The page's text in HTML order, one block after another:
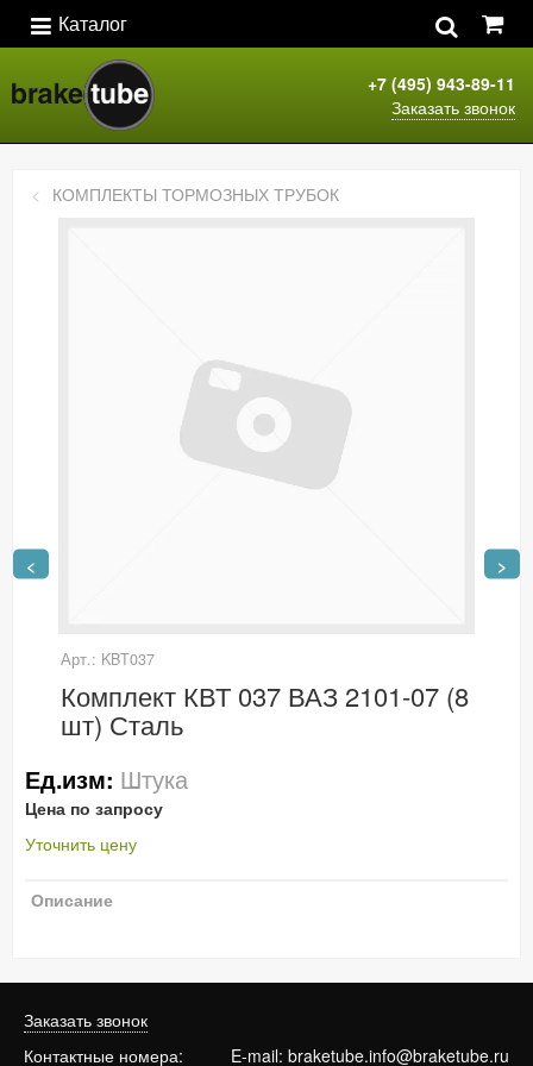
Каталог
+7 (495) 943-89-11
Заказать звонок
< >
КОМПЛЕКТЫ ТОРМОЗНЫХ ТРУБОК
Арт.: KBT037
Комплект КВТ 037 ВАЗ 2101-07 (8
шт) Сталь
Ед.изм: Штука
Цена по запросу
Уточнить цену
Описание
Заказать звонок
Контактные номера:
E-mail: braketube.info@braketube.ru